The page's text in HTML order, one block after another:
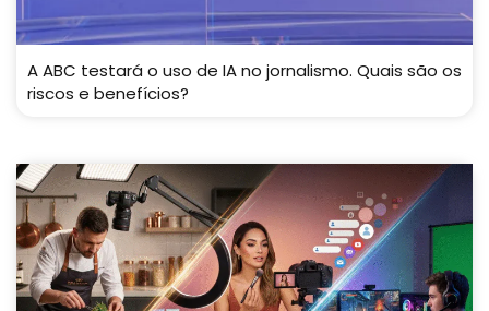
A ABC testará o uso de IA no jornalismo. Quais são os
riscos e benefícios?